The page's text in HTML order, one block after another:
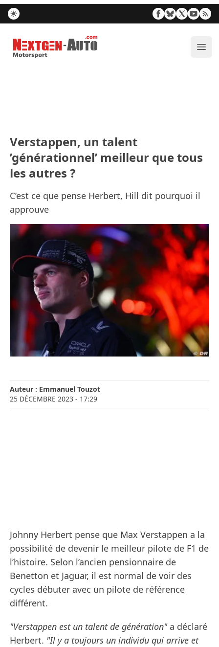
Nextgen-Auto.com
Verstappen, un talent
’générationnel’ meilleur que tous
les autres ?
C’est ce que pense Herbert, Hill dit pourquoi il
approuve
Auteur : Emmanuel Touzot
25 DÉCEMBRE 2023 - 17:29
Johnny Herbert pense que Max Verstappen a la
possibilité de devenir le meilleur pilote de F1 de
l’histoire. Selon l’ancien pensionnaire de
Benetton et Jaguar, il est normal de voir des
cycles débuter avec un pilote de référence
différent.
"Verstappen est un talent de génération"a déclaré
Herbert. "Il y a toujours un individu qui arrive et